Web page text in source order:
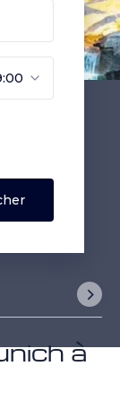
à